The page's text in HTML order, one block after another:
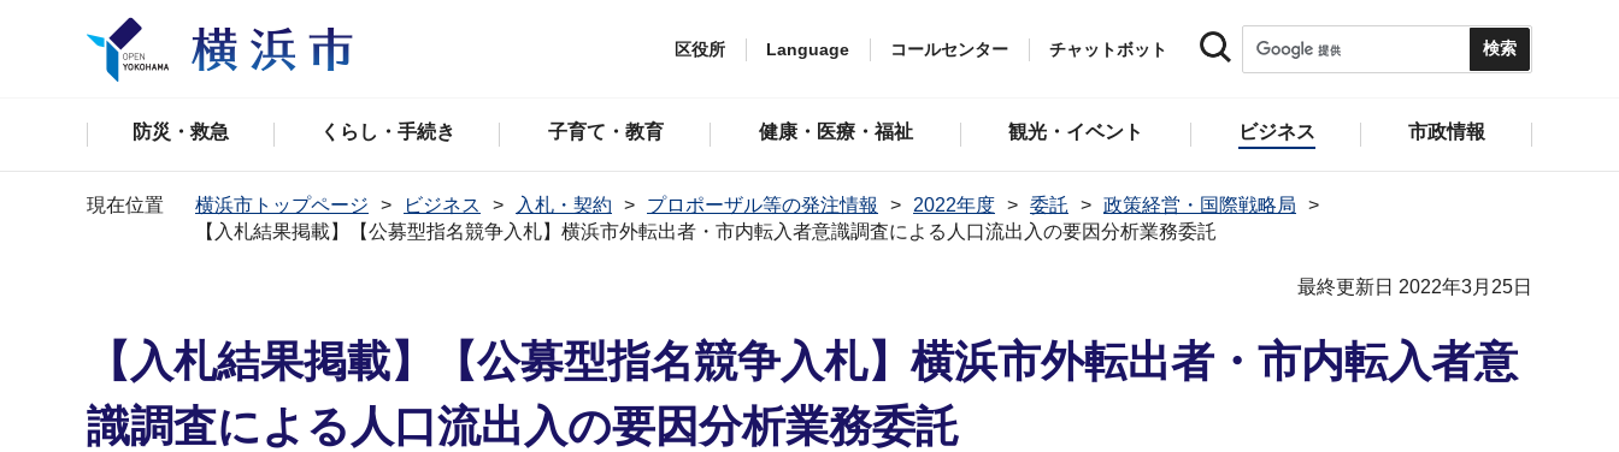
区役所 Language コールセンター チャットボット
防災・救急 くらし・手続き 子育て・教育 健康・医療・福祉 観光・イベント ビジネス 市政情報
現在位置 横浜市トップページ ビジネス 入札・契約 プロポーザル等の発注情報 2022年度 委託
政策経営・国際戦略局
【入札結果掲載】【公募型指名競争入札】横浜市外転出者・市内転入者意識調査による人口流出入の要因分析業務委託
最終更新日 2022年3月25日
【入札結果掲載】【公募型指名競争入札】横浜市外転出者・市内転入者意
識調査による人口流出入の要因分析業務委託